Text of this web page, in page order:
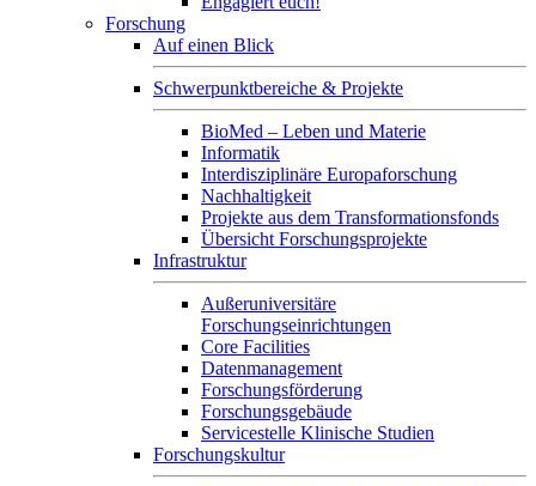
Forschung
Auf einen Blick
Schwerpunktbereiche & Projekte
BioMed – Leben und Materie
Informatik
Interdisziplinäre Europaforschung
Nachhaltigkeit
Projekte aus dem Transformationsfonds
Übersicht Forschungsprojekte
Infrastruktur
Außeruniversitäre
Forschungseinrichtungen
Core Facilities
Datenmanagement
Forschungsförderung
Forschungsgebäude
Servicestelle Klinische Studien
Forschungskultur